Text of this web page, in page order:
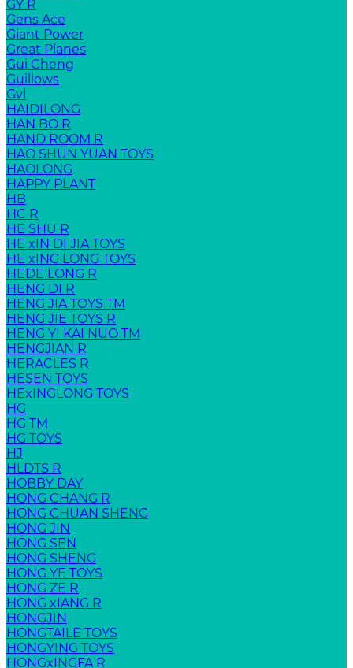
GY R
Gens Ace
Giant Power
Great Planes
Gui Cheng
Guillows
Gvl
HAIDILONG
HAN BO R
HAND ROOM R
HAO SHUN YUAN TOYS
HAOLONG
HAPPY PLANT
HB
HC R
HE SHU R
HE xIN DI JIA TOYS
HE xING LONG TOYS
HEDE LONG R
HENG DI R
HENG JIA TOYS TM
HENG JIE TOYS R
HENG YI KAI NUO TM
HENGJIAN R
HERACLES R
HESEN TOYS
HExINGLONG TOYS
HG
HG TM
HG TOYS
HJ
HLDTS R
HOBBY DAY
HONG CHANG R
HONG CHUAN SHENG
HONG JIN
HONG SEN
HONG SHENG
HONG YE TOYS
HONG ZE R
HONG xIANG R
HONGJIN
HONGTAILE TOYS
HONGYING TOYS
HONGxINGFA R